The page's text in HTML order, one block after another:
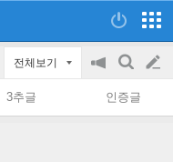
전체보기
공
on/off
검
색
글
쓰
3추글 인증글